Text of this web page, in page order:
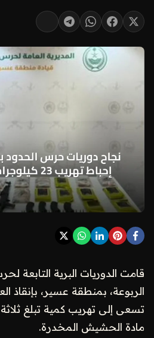
قامت الدوريات البرية التابعة
الربوعة، بمنطقة عسير، بإنقاذ
تسعى إلى تهريب كمية تبلغ
مادة الحشيش المخدرة.